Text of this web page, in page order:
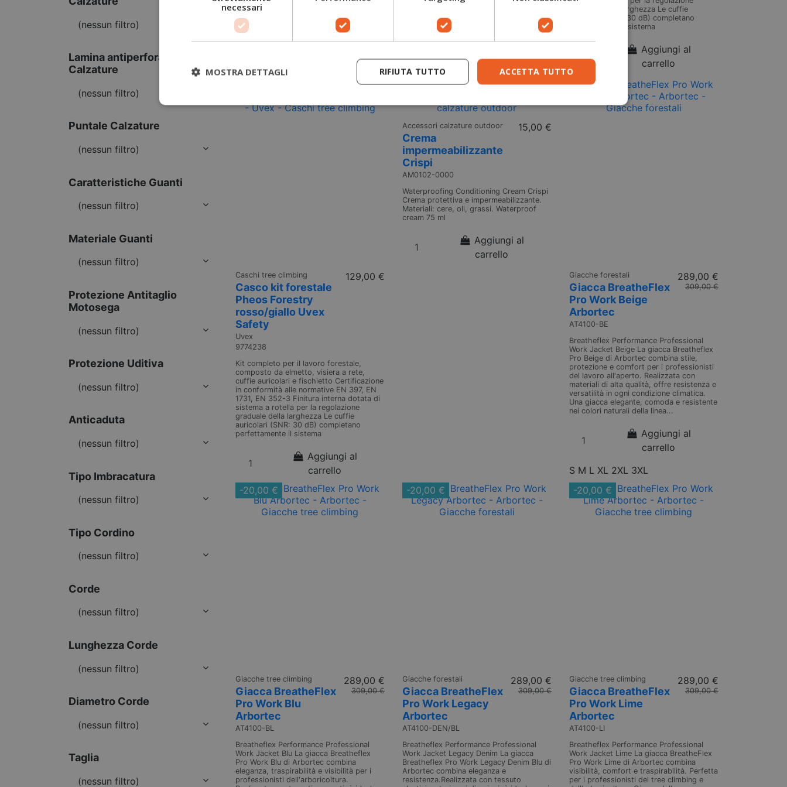
carrello
Finitura interna con sistema di ruote per
cuffie in-ear (SNR: 30 dB) completano
perfettamente il sistema
carrello
graduale della larghezza Le cuffie
auricolari (SNR: 30 dB) completano
perfettamente il sistema
Aggiungi al
carrello
Caschi tree climbing
Casco kit forestale
Pheos Forestry
rosso/giallo Uvex
Safety
Uvex
9774238
129,00 €
Kit completo per il lavoro forestale,
composto da elmetto, visiera a rete,
cuffie auricolari e fischietto Certificazione
in conformità alle normative EN 397, EN
1731, EN 352-3 Finitura interna dotata di
sistema a rotella per la regolazione
graduale della larghezza Le cuffie
auricolari (SNR: 30 dB) completano
perfettamente il sistema
Aggiungi al
carrello
Accessori calzature outdoor
Crema
impermeabilizzante
Crispi
AM0102-0000
15,00 €
Waterproofing Conditioning Cream Crispi
Crema protettiva e impermeabilizzante.
Materiali: cere, oli, grassi. Waterproof
cream 75 ml
Aggiungi al
carrello
-20,00 €
Giacche forestali
Giacca BreatheFlex
Pro Work Beige
Arbortec
AT4100-BE
289,00 €
309,00 €
Breatheflex Performance Professional
Work Jacket Beige La giacca Breatheflex
Pro Beige di Arbortec combina stile,
protezione e comfort per i professionisti
del lavoro all'aperto. Realizzata con
materiali di alta qualità, offre resistenza e
versatilità in ogni condizione climatica.
Una giacca elegante, comoda e resistente
nei colori naturali della linea...
Aggiungi al
carrello
S M L XL 2XL 3XL
-20,00 €
Giacche tree climbing
Giacca BreatheFlex
Pro Work Blu
Arbortec
AT4100-BL
289,00 €
309,00 €
Breatheflex Performance Professional
Work Jacket Blu La giacca Breatheflex
Pro Work Blu di Arbortec combina
eleganza, traspirabilità e visibilità per i
professionisti dell'arboricoltura.
-20,00 €
Giacche forestali
Giacca BreatheFlex
Pro Work Legacy
Arbortec
AT4100-DEN/BL
289,00 €
309,00 €
Breatheflex Performance Professional
Work Jacket Legacy Denim La giacca
Breatheflex Pro Work Legacy Denim Blu di
Arbortec combina eleganza e
resistenza.Realizzata con tessuto
-20,00 €
Giacche tree climbing
Giacca BreatheFlex
Pro Work Lime
Arbortec
AT4100-LI
289,00 €
309,00 €
Breatheflex Performance Professional
Work Jacket Lime La giacca BreatheFlex
Pro Work Lime di Arbortec combina
visibilità, comfort e traspirabilità. Perfetta
per i professionisti del tree climbing e
(nessun filtro)
Lamina antiperforazione
Calzature
(nessun filtro)
Puntale Calzature
(nessun filtro)
Caratteristiche Guanti
(nessun filtro)
Materiale Guanti
(nessun filtro)
Protezione Antitaglio
Motosega
(nessun filtro)
Protezione Uditiva
(nessun filtro)
Anticaduta
(nessun filtro)
Tipo Imbracatura
(nessun filtro)
Tipo Cordino
(nessun filtro)
Corde
(nessun filtro)
Lunghezza Corde
(nessun filtro)
Diametro Corde
(nessun filtro)
Taglia
(nessun filtro)
necessari
ACCETTA TUTTO
RIFIUTA TUTTO
MOSTRA DETTAGLI